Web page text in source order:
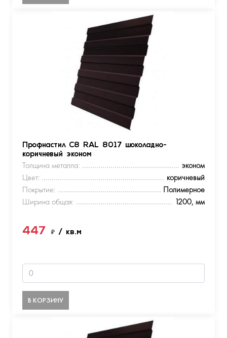
Профнастил С8 RAL 8017 шоколадно-
коричневый эконом
Толщина металла:
эконом
Цвет:
коричневый
Покрытие:
Полимерное
Ширина общая:
1200, мм
447 ₽ / кв.м
В КОРЗИНУ